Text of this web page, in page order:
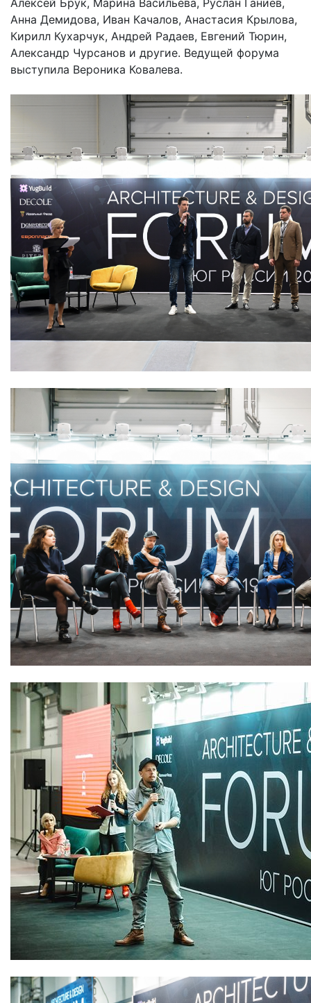
Анна Демидова, Иван Качалов, Анастасия Крылова,
Кирилл Кухарчук, Андрей Радаев, Евгений Тюрин,
Александр Чурсанов и другие. Ведущей форума
выступила Вероника Ковалева.